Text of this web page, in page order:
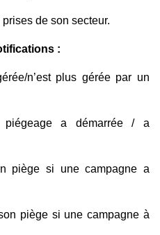
de son secteur.
:
n’est plus gérée par un
piégeage a démarrée / a
piège si une campagne a
piège si une campagne à